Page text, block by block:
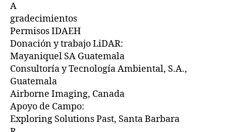
A
gradecimientos
Permisos IDAEH
Donación y trabajo LiDAR:
Mayaniquel SA Guatemala
Consultoría y Tecnología Ambiental, S.A.,
Guatemala
Airborne Imaging, Canada
Apoyo de Campo:
Exploring Solutions Past, Santa Barbara